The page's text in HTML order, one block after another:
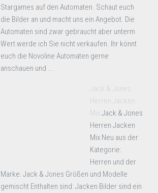
Stargames auf den Automaten. Schaut euch
die Bilder an und macht uns ein Angebot. Die
Automaten sind zwar gebraucht aber unterm
Wert werde ich Sie nicht verkaufen. Ihr könnt
euch die Novoline Automaten gerne
anschauen und ...
Jack & Jones
Herren Jacken
MixJack & Jones
Herren Jacken
Mix Neu aus der
Kategorie:
Herren und der
Marke: Jack & Jones Größen und Modelle
gemischt Enthalten sind: Jacken Bilder sind ein